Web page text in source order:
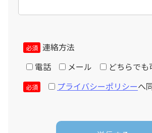
必須 連絡方法
電話
メール どちらでも
必須 プライバシーポリシーへ